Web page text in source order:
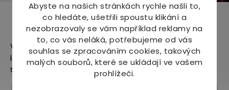
Abyste na našich stránkách rychle našli to,
co hledáte, ušetřili spoustu klikání a
nezobrazovaly se vám například reklamy na
to, co vás neláká, potřebujeme od vás
souhlas se zpracováním cookies, takových
malých souborů, které se ukládají ve vašem
prohlížeči.
Odebírat newsletter
Vložte svůj e-mail a my vám budeme zasílat
informace o nových produktech na našem e-
shopu.